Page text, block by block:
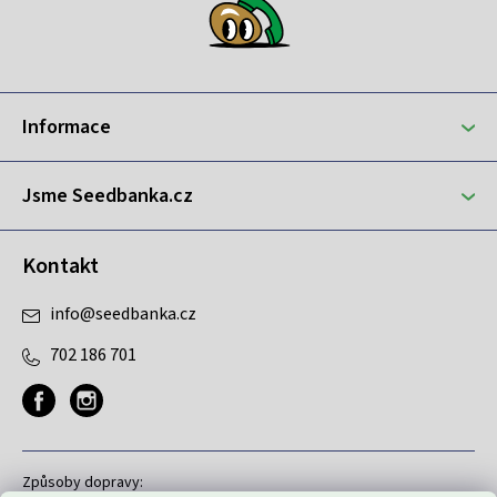
a
í
Informace
Jsme Seedbanka.cz
Kontakt
info@seedbanka.cz
702 186 701
Způsoby dopravy: